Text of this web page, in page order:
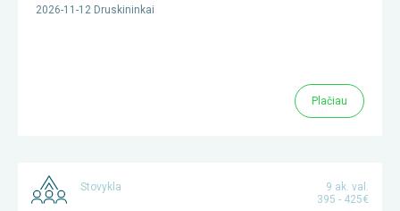
2026-11-12 Druskininkai
Plačiau
Stovykla
9 ak. val.
395 - 425€